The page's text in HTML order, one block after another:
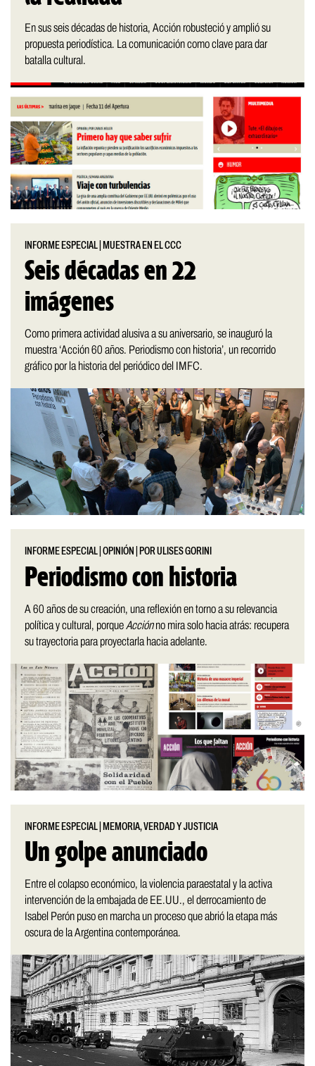
En sus seis décadas de historia, Acción robusteció y amplió su
propuesta periodística. La comunicación como clave para dar
batalla cultural.
INFORME ESPECIAL MUESTRA EN EL CCC
Seis décadas en 22
imágenes
Como primera actividad alusiva a su aniversario, se inauguró la
muestra ‘Acción 60 años. Periodismo con historia’, un recorrido
gráfico por la historia del periódico del IMFC.
INFORME ESPECIAL |OPINIÓN POR ULISES GORINI
Periodismo con historia
A 60 años de su creación, una reflexión en torno a su relevancia
política y cultural, porqueAcciónno mira solo hacia atrás: recupera
su trayectoria para proyectarla hacia adelante.
INFORME ESPECIAL MEMORIA, VERDAD Y JUSTICIA
Un golpe anunciado
Entre el colapso económico, la violencia paraestatal y la activa
intervención de la embajada de EE.UU., el derrocamiento de
Isabel Perón puso en marcha un proceso que abrió la etapa más
oscura de la Argentina contemporánea.